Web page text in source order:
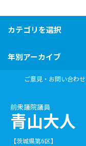
カテゴリを選択
年別アーカイブ
前衆議院議員
青山大人
【茨城県第6区】
ご意見・お問い合わせ